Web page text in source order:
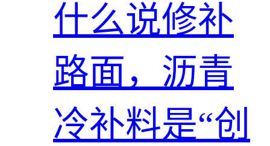
什么说修补
路面，沥青
冷补料是“创